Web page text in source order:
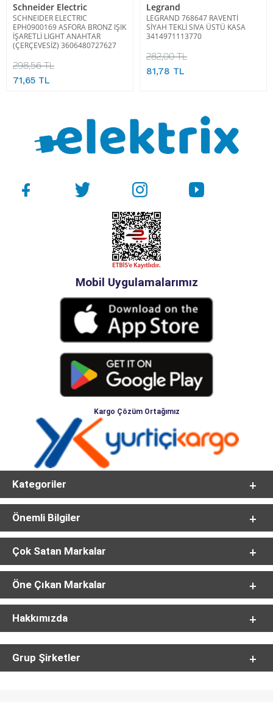
Schneider Electric
SCHNEIDER ELECTRIC
EPH0900169 ASFORA BRONZ IŞIK
İŞARETLİ LIGHT ANAHTAR
(ÇERÇEVESİZ) 3606480727627
298,56 TL
71,65 TL
Legrand
LEGRAND 768647 RAVENTİ
SİYAH TEKLİ SIVA ÜSTÜ KASA
3414971113770
282,00 TL
81,78 TL
Mobil Uygulamalarımız
Kargo Çözüm Ortağımız
Kategoriler
Önemli Bilgiler
Çok Satan Markalar
Öne Çıkan Markalar
Hakkımızda
Grup Şirketler